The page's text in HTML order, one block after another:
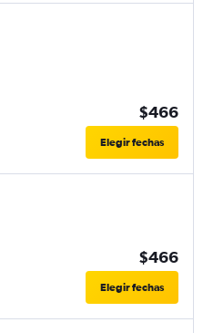
$466
Elegir fechas
$466
Elegir fechas